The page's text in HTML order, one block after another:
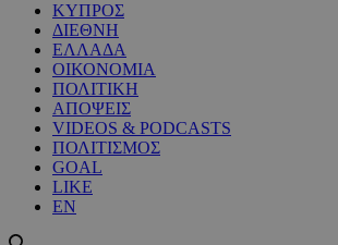
ΚΥΠΡΟΣ
ΔΙΕΘΝΗ
ΕΛΛΑΔΑ
ΟΙΚΟΝΟΜΙΑ
ΠΟΛΙΤΙΚΗ
ΑΠΟΨΕΙΣ
VIDEOS & PODCASTS
ΠΟΛΙΤΙΣΜΟΣ
GOAL
LIKE
EN